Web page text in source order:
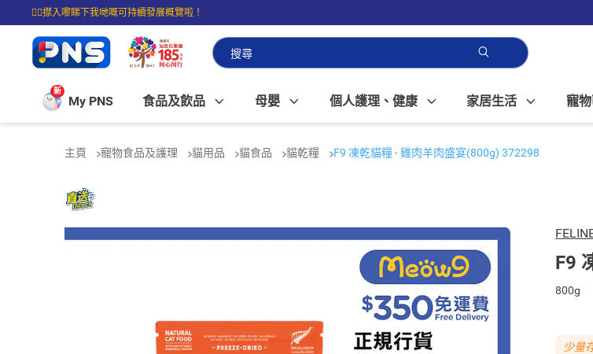
☝🏼㩒入嚟睇下我哋嘅可持續發展概覽啦！
⭐購物滿$399即享免費送貨；滿$100即可免費店取。
新
My PNS 食品及飲品 母嬰 個人護理、健康 家居生活 寵
主頁 寵物食品及護理 貓用品 貓食品 貓乾糧 F9 凍乾貓糧 - 雞肉羊肉盛宴(800g) 372298
F9
800g
少量